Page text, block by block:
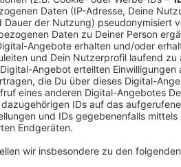
Der Katharinenhof, ein durch die
Gebäude, wird nun abgerissen. Der
Substanzen im Bau, die eine
laufen die Abrissarbeiten, teilt die
Auf der frei werdenden Fläche soll
entstehen, der spätestens zur
Stadt, den Parkplatz mit Büschen
Gemünd zu etablieren.